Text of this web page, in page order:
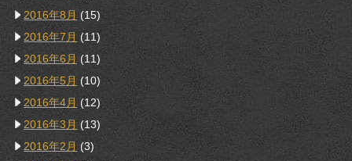
2016年8月 (15)
2016年7月 (11)
2016年6月 (11)
2016年5月 (10)
2016年4月 (12)
2016年3月 (13)
2016年2月 (3)